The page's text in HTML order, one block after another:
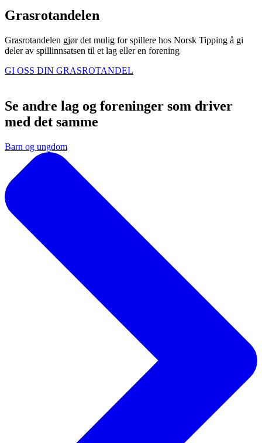
Grasrotandelen
Grasrotandelen gjør det mulig for spillere hos Norsk Tipping å gi
deler av spillinnsatsen til et lag eller en forening
GI OSS DIN GRASROTANDEL
Se andre lag og foreninger som driver
med det samme
Barn og ungdom